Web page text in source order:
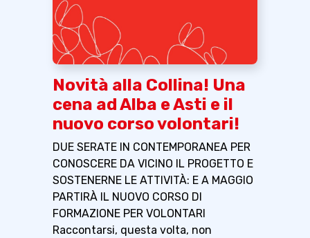
Novità alla Collina! Una
cena ad Alba e Asti e il
nuovo corso volontari!
DUE SERATE IN CONTEMPORANEA PER
CONOSCERE DA VICINO IL PROGETTO E
SOSTENERNE LE ATTIVITÀ: E A MAGGIO
PARTIRÀ IL NUOVO CORSO DI
FORMAZIONE PER VOLONTARI
Raccontarsi, questa volta, non